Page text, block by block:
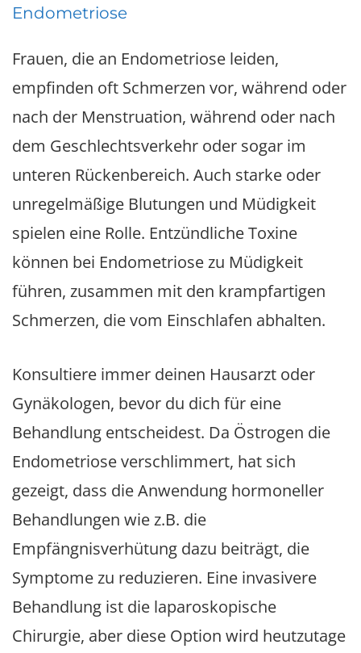
Endometriose
Frauen, die an Endometriose leiden,
empfinden oft Schmerzen vor, während oder
nach der Menstruation, während oder nach
dem Geschlechtsverkehr oder sogar im
unteren Rückenbereich. Auch starke oder
unregelmäßige Blutungen und Müdigkeit
spielen eine Rolle. Entzündliche Toxine
können bei Endometriose zu Müdigkeit
führen, zusammen mit den krampfartigen
Schmerzen, die vom Einschlafen abhalten.
Konsultiere immer deinen Hausarzt oder
Gynäkologen, bevor du dich für eine
Behandlung entscheidest. Da Östrogen die
Endometriose verschlimmert, hat sich
gezeigt, dass die Anwendung hormoneller
Behandlungen wie z.B. die
Empfängnisverhütung dazu beiträgt, die
Symptome zu reduzieren. Eine invasivere
Behandlung ist die laparoskopische
Chirurgie, aber diese Option wird heutzutage